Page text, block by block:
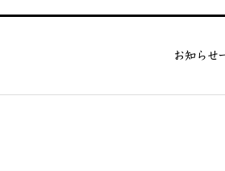
お知らせ